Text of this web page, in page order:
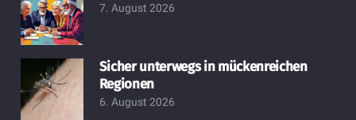
7. August 2026
Sicher unterwegs in mückenreichen
Regionen
6. August 2026